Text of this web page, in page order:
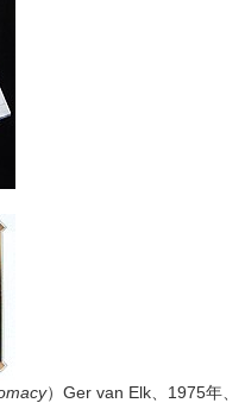
）Ger van Elk、1975年、